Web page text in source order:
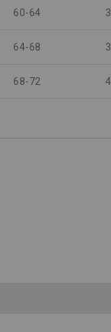
60-64
64-68
68-72